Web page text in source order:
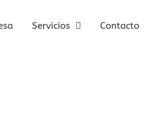
Servicios Contacto